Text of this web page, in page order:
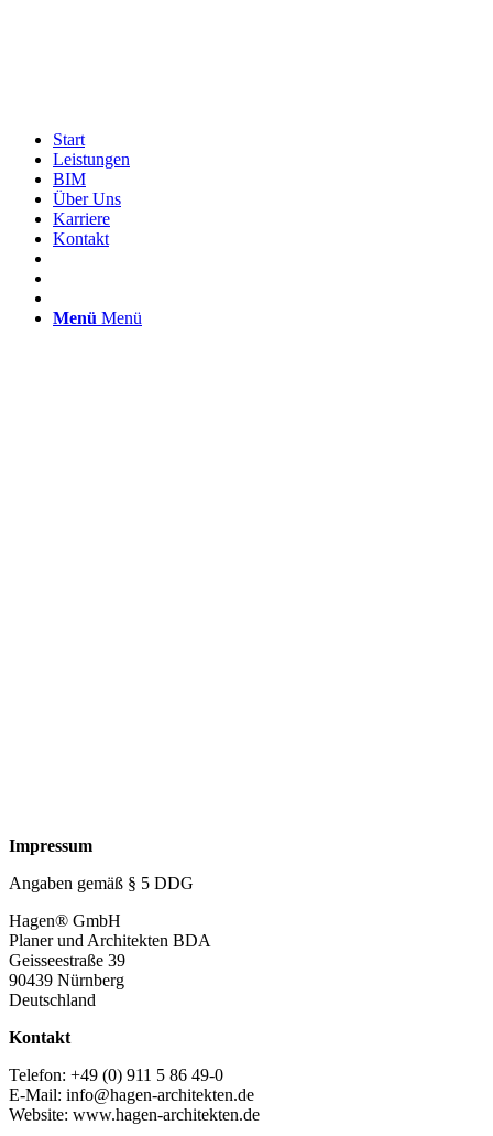
Start
Leistungen
BIM
Über Uns
Karriere
Kontakt
Menü Menü
Impressum
Angaben gemäß § 5 DDG
Hagen® GmbH
Planer und Architekten BDA
Geisseestraße 39
90439 Nürnberg
Deutschland
Kontakt
Telefon: +49 (0) 911 5 86 49-0
E-Mail: info@hagen-architekten.de
Website: www.hagen-architekten.de